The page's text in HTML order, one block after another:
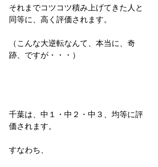
それまでコツコツ積み上げてきた人と
同等に、高く評価されます。
（こんな大逆転なんて、本当に、奇
跡、ですが・・・）
千葉は、中１・中２・中３、均等に評
価されます。
すなわち、